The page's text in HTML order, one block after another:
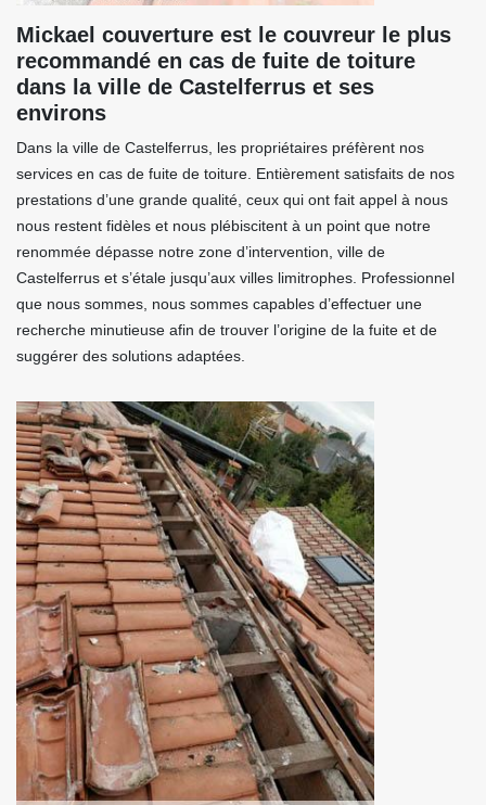
Mickael couverture est le couvreur le plus
recommandé en cas de fuite de toiture
dans la ville de Castelferrus et ses
environs
Dans la ville de Castelferrus, les propriétaires préfèrent nos
services en cas de fuite de toiture. Entièrement satisfaits de nos
prestations d’une grande qualité, ceux qui ont fait appel à nous
nous restent fidèles et nous plébiscitent à un point que notre
renommée dépasse notre zone d’intervention, ville de
Castelferrus et s’étale jusqu’aux villes limitrophes. Professionnel
que nous sommes, nous sommes capables d’effectuer une
recherche minutieuse afin de trouver l’origine de la fuite et de
suggérer des solutions adaptées.